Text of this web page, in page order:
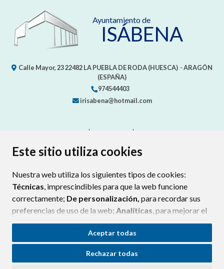
Este sitio utiliza cookies
Nuestra web utiliza los siguientes tipos de cookies:
Técnicas, imprescindibles para que la web funcione
correctamente; De personalización, para recordar sus
preferencias de uso de la web; Analíticas, para mejorar el
funcionamiento de la web y sus servicios.
Si acepta pulsando el botón“Aceptar todas”
consideramos que acepta su uso. Si pulsa el botón
Aceptar todas
Rechazar todas
Ayuntamiento de
ISÁBENA
Calle Mayor, 2322482LA PUEBLA DE RODA (HUESCA) - ARAGÓN
(ESPAÑA)
974544403
irisabena@hotmail.com
PROTECCIÓN DE DATOS
POLÍTICA DE COOKIES